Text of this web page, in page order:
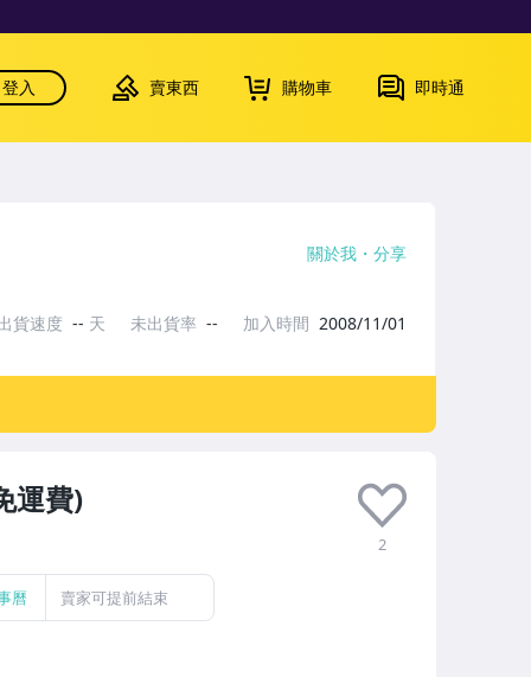
登入 賣東西 購物車 即時通
運費)
2
曆 賣家可提前結束
關於我 分享
貨速度 -- 天 未出貨率 -- 加入時間 2008/11/01